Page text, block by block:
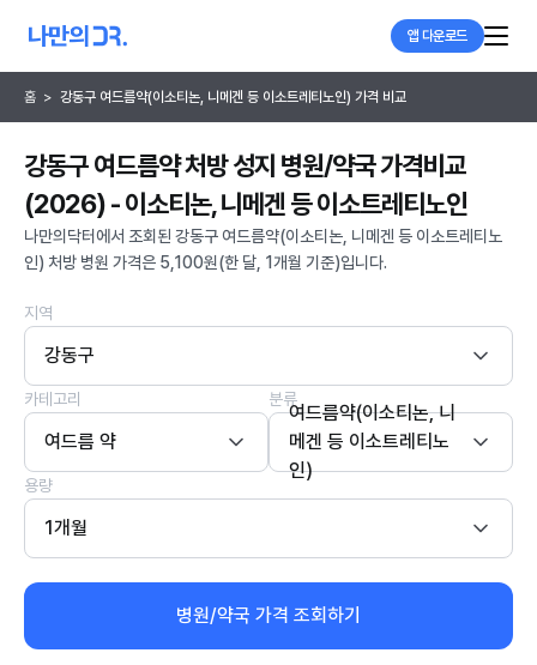
앱 다운로드
홈 > 강동구 여드름약(이소티논, 니메겐 등 이소트레티노인) 가격 비교
강동구 여드름약 처방 성지 병원/약국 가격비교
(2026) - 이소티논, 니메겐 등 이소트레티노인
나만의닥터에서 조회된 강동구 여드름약(이소티논, 니메겐 등 이소트레티노
인) 처방 병원 가격은 5,100원(한 달, 1개월 기준)입니다.
지역
강동구
카테고리
여드름 약
분류
여드름약(이소티논, 니
메겐 등 이소트레티노
인)
용량
1개월
병원/약국 가격 조회하기